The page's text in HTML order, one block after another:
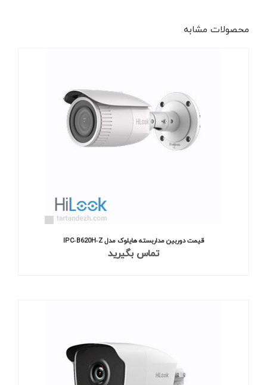
محصولات مشابه
قیمت دوربین مداربسته هایلوک مدل IPC‐B620H‐Z
تماس بگیرید